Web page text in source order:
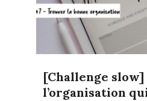
[Challenge
l’organisation